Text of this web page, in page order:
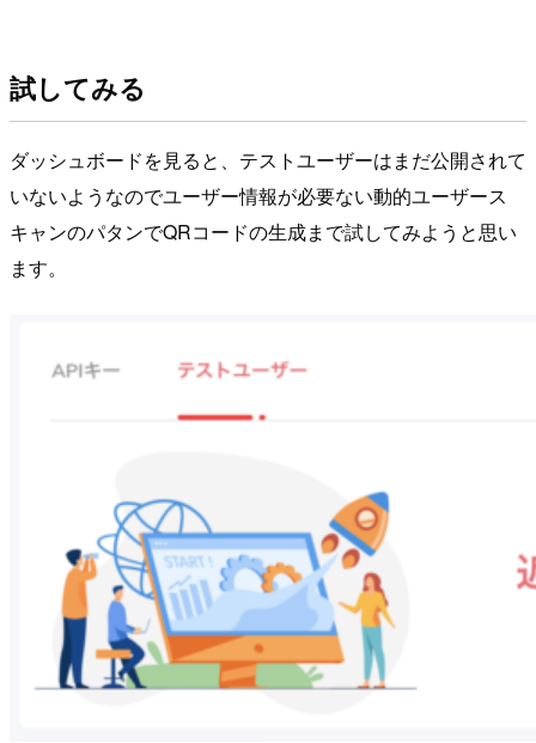
試してみる
ダッシュボードを見ると、テストユーザーはまだ公開されて
いないようなのでユーザー情報が必要ない動的ユーザース
キャンのパタンでQRコードの生成まで試してみようと思い
ます。